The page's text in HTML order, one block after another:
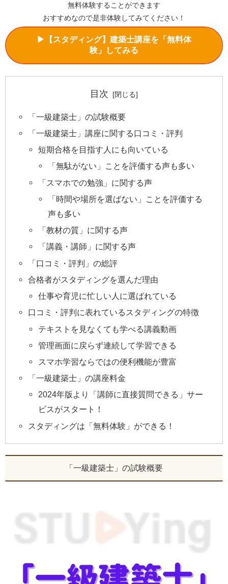
無料体験することができます
おすすめなので是非体験してみてください！
▶【スタディング】建築士講座を「無料体
験」してみる
目次
「一級建築士」の試験概要
「一級建築士」講座に関する口コミ・評判
短期合格を目指す人にも向いている
「無駄がない」ことを評価する声も多い
「スマホでの勉強」に関する声
「時間や場所を選ばない」ことを評価する
声も多い
「教材の質」に関する声
「講義・講師」に関する声
「口コミ・評判」の総評
合格者がスタディングを選んだ理由
仕事や育児に忙しい人に選ばれている
口コミ・評判に表れているスタディングの特徴
テキストを見なくても学べる講義動画
管理画面に戻らず連続して学習できる
スマホ学習ならではの便利機能が豊富
「一級建築士」の講座料金
2024年版より「講師に直接質問できる」サー
ビスがスタート！
スタディングは「無料体験」ができる！
「一級建築士」の試験概要